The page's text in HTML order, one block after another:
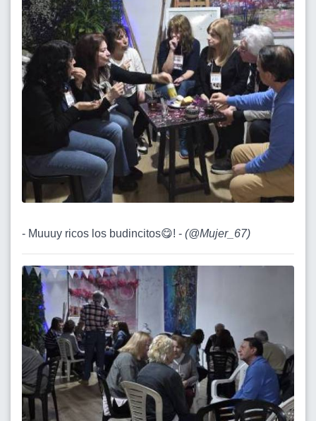
- Muuuy ricos los budincitos😋! - (@Mujer_67)